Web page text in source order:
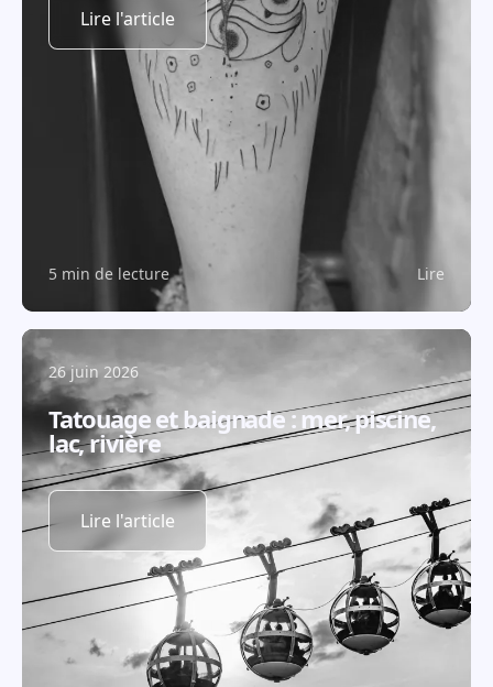
Lire l'article
5 min de lecture Lire
26 juin 2026
Tatouage et baignade : mer, piscine,
lac, rivière
Lire l'article